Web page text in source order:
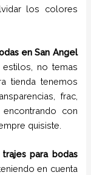
los colores
enSan Angel
no temas
tienda tenemos
frac,
con
quisiste.
para bodas
en cuenta